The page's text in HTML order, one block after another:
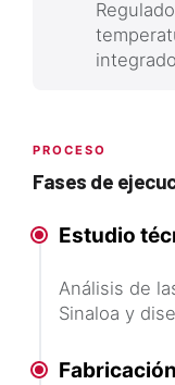
PROCESO
Fases de
Estudio
Análisis de
Sinaloa y